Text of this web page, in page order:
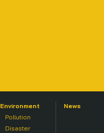
Environment
Pollution
Disaster
News